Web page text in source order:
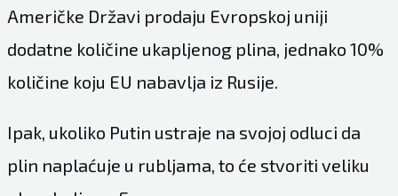
Američke Državi prodaju Evropskoj uniji
dodatne količine ukapljenog plina, jednako 10%
količine koju EU nabavlja iz Rusije.
Ipak, ukoliko Putin ustraje na svojoj odluci da
plin naplaćuje u rubljama, to će stvoriti veliku